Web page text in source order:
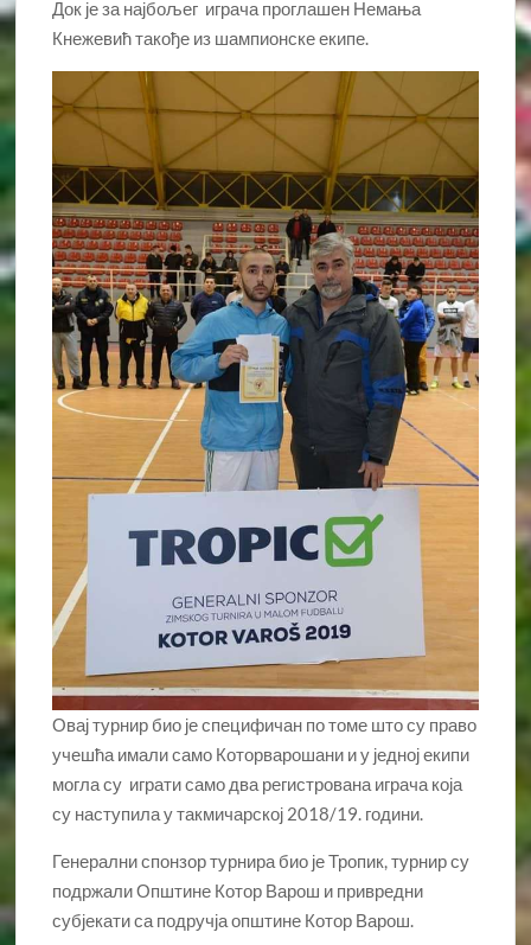
Док је за најбољег играча проглашен Немања
Кнежевић такође из шампионске екипе.
Овај турнир био је специфичан по томе што су право
учешћа имали само Которварошани и у једној екипи
могла су играти само два регистрована играча која
су наступила у такмичарској 2018/19. години.
Генерални спонзор турнира био је Тропик, турнир су
подржали Општине Котор Варош и привредни
субјекати са подручја општине Котор Варош.